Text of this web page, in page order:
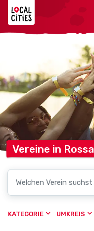
Vereine in Rossa
KATEGORIE UMKREIS